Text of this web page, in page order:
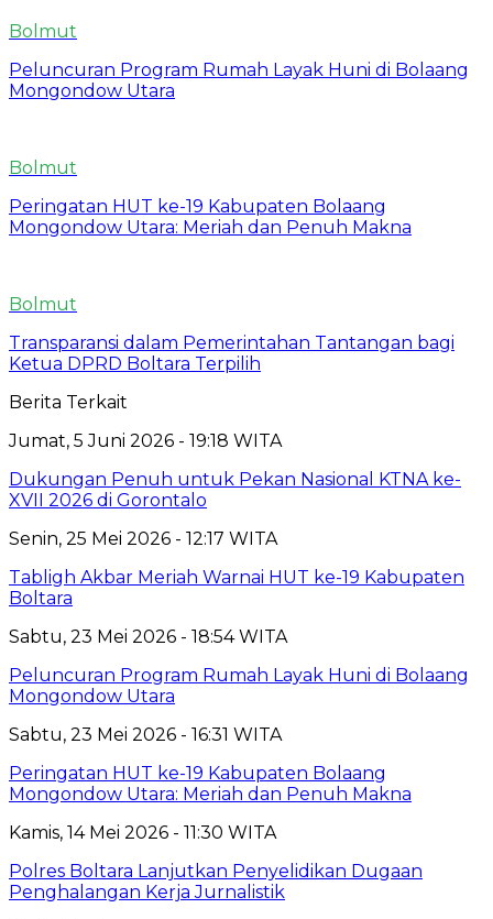
Bolmut
Peluncuran Program Rumah Layak Huni di Bolaang
Mongondow Utara
Bolmut
Peringatan HUT ke-19 Kabupaten Bolaang
Mongondow Utara: Meriah dan Penuh Makna
Bolmut
Transparansi dalam Pemerintahan Tantangan bagi
Ketua DPRD Boltara Terpilih
Berita Terkait
Jumat, 5 Juni 2026 - 19:18 WITA
Dukungan Penuh untuk Pekan Nasional KTNA ke-
XVII 2026 di Gorontalo
Senin, 25 Mei 2026 - 12:17 WITA
Tabligh Akbar Meriah Warnai HUT ke-19 Kabupaten
Boltara
Sabtu, 23 Mei 2026 - 18:54 WITA
Peluncuran Program Rumah Layak Huni di Bolaang
Mongondow Utara
Sabtu, 23 Mei 2026 - 16:31 WITA
Peringatan HUT ke-19 Kabupaten Bolaang
Mongondow Utara: Meriah dan Penuh Makna
Kamis, 14 Mei 2026 - 11:30 WITA
Polres Boltara Lanjutkan Penyelidikan Dugaan
Penghalangan Kerja Jurnalistik